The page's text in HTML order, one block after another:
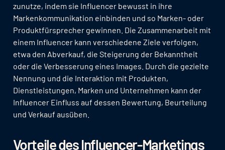
zunutze, indem sie Influencer bewusst in ihre
Markenkommunikation einbinden und so Marken- oder
Produktfürsprecher gewinnen. Die Zusammenarbeit mit
einem Influencer kann verschiedene Ziele verfolgen,
etwa den Abverkauf, die Steigerung der Bekanntheit
oder die Verbesserung eines Images. Durch die gezielte
Nennung und die Interaktion mit Produkten,
Dienstleistungen, Marken und Unternehmen kann der
Influencer Einfluss auf dessen Bewertung, Beurteilung
und Verkauf ausüben.
Vorteile des Influencer-Marketings